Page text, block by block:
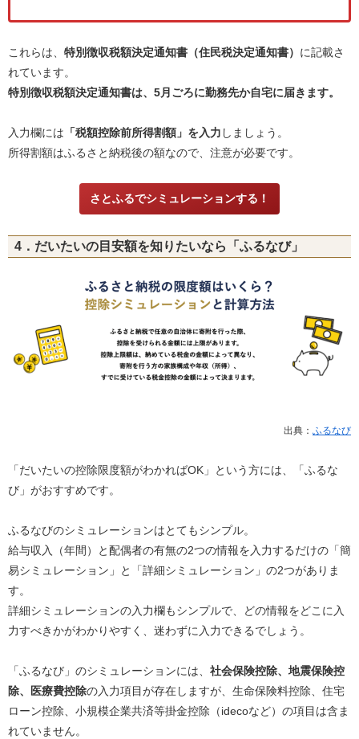
これらは、 特別徴収税額決定通知書（住民税決定通知書） に記載さ
れています。
特別徴収税額決定通知書は、5月ごろに勤務先か自宅に届きます。
入力欄には 「税額控除前所得割額」を入力 しましょう。
所得割額はふるさと納税後の額なので、注意が必要です。
さとふるでシミュレーションする！
4．だいたいの目安額を知りたいなら「ふるなび」
出典： ふるなび
「だいたいの控除限度額がわかればOK」という方には、「ふるな
び」がおすすめです。
ふるなびのシミュレーションはとてもシンプル。
給与収入（年間）と配偶者の有無の2つの情報を入力するだけの「簡
易シミュレーション」と「詳細シミュレーション」の2つがありま
す。
詳細シミュレーションの入力欄もシンプルで、どの情報をどこに入
力すべきかがわかりやすく、迷わずに入力できるでしょう。
「ふるなび」のシミュレーションには、 社会保険控除、地震保険控
除、医療費控除の入力項目が存在しますが、生命保険料控除、住宅
ローン控除、小規模企業共済等掛金控除（idecoなど）の項目は含ま
れていません。